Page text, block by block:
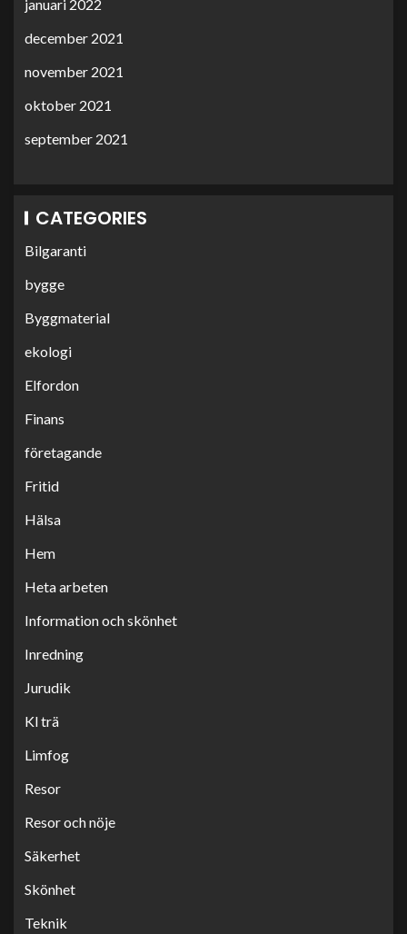
januari 2022
december 2021
november 2021
oktober 2021
september 2021
CATEGORIES
Bilgaranti
bygge
Byggmaterial
ekologi
Elfordon
Finans
företagande
Fritid
Hälsa
Hem
Heta arbeten
Information och skönhet
Inredning
Jurudik
Kl trä
Limfog
Resor
Resor och nöje
Säkerhet
Skönhet
Teknik